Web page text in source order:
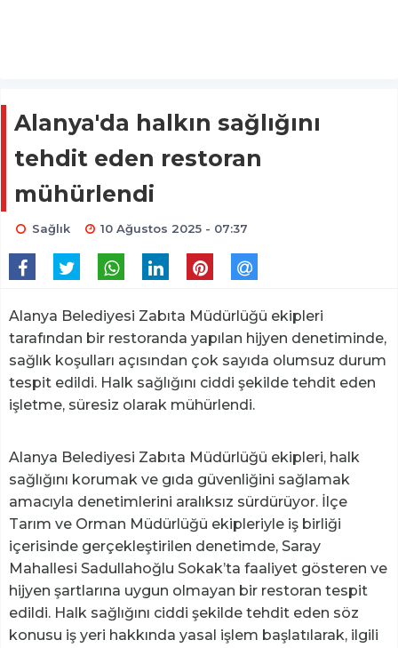
Alanya'da halkın sağlığını
tehdit eden restoran
mühürlendi
Sağlık 10 Ağustos 2025 - 07:37
Alanya Belediyesi Zabıta Müdürlüğü ekipleri
tarafından bir restoranda yapılan hijyen denetiminde,
sağlık koşulları açısından çok sayıda olumsuz durum
tespit edildi. Halk sağlığını ciddi şekilde tehdit eden
işletme, süresiz olarak mühürlendi.
Alanya Belediyesi Zabıta Müdürlüğü ekipleri, halk
sağlığını korumak ve gıda güvenliğini sağlamak
amacıyla denetimlerini aralıksız sürdürüyor. İlçe
Tarım ve Orman Müdürlüğü ekipleriyle iş birliği
içerisinde gerçekleştirilen denetimde, Saray
Mahallesi Sadullahoğlu Sokak’ta faaliyet gösteren ve
hijyen şartlarına uygun olmayan bir restoran tespit
edildi. Halk sağlığını ciddi şekilde tehdit eden söz
konusu iş yeri hakkında yasal işlem başlatılarak, ilgili